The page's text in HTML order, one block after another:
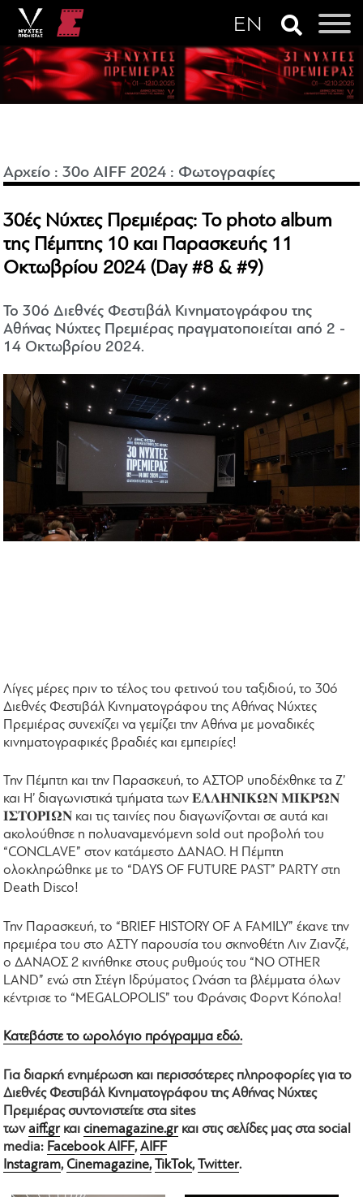
Αρχείο :30o AIFF 2024 : Φωτογραφίες
30ές Νύχτες Πρεμιέρας: Το photo album
της Πέμπτης 10 και Παρασκευής 11
Οκτωβρίου 2024 (Day #8 & #9)
Το 30ό Διεθνές Φεστιβάλ Κινηματογράφου της
Αθήνας Νύχτες Πρεμιέρας πραγματοποιείται από 2 -
14 Οκτωβρίου 2024.
Λίγες μέρες πριν το τέλος του φετινού του ταξιδιού, το 30ό
Διεθνές Φεστιβάλ Κινηματογράφου της Αθήνας Νύχτες
Πρεμιέρας συνεχίζει να γεμίζει την Αθήνα με μοναδικές
κινηματογραφικές βραδιές και εμπειρίες!
Την Πέμπτη και την Παρασκευή, το ΑΣΤΟΡ υποδέχθηκε τα Ζ’
και Η’ διαγωνιστικά τμήματα των 𝚬𝚲𝚲𝚮𝚴𝚰𝚱𝛀𝚴 𝚳𝚰𝚱𝚸𝛀𝚴
𝚰𝚺𝚻𝚶𝚸𝚰𝛀𝚴 και τις ταινίες που διαγωνίζονται σε αυτά και
ακολούθησε η πολυαναμενόμενη sold out προβολή του
“CONCLAVE” στον κατάμεστο ΔΑΝΑΟ. Η Πέμπτη
ολοκληρώθηκε με το “DAYS OF FUTURE PAST” PARTY στη
Death Disco!
Την Παρασκευή, το “BRIEF HISTORY OF A FAMILY” έκανε την
πρεμιέρα του στο ΑΣΤΥ παρουσία του σκηνοθέτη Λιν Ζιανζέ,
ο ΔΑΝΑΟΣ 2 κινήθηκε στους ρυθμούς του “NO OTHER
LAND” ενώ στη Στέγη Ιδρύματος Ωνάση τα βλέμματα όλων
κέντρισε το “MEGALOPOLIS” του Φράνσις Φορντ Κόπολα!
Κατεβάστε το ωρολόγιο πρόγραμμα εδώ.
Για διαρκή ενημέρωση και περισσότερες πληροφορίες για το
Διεθνές Φεστιβάλ Κινηματογράφου της Αθήνας Νύχτες
Πρεμιέρας συντονιστείτε στα sites
τωνaiff.grκαιcinemagazine.grκαι στις σελίδες μας στα social
media: Facebook AIFF,AIFF
Instagram, Cinemagazine, TikTok, Twitter.